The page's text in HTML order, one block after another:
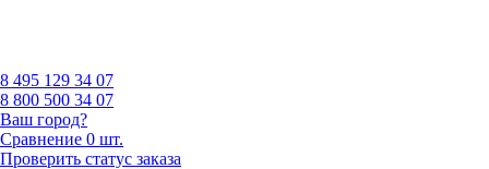
8 495 129 34 07
8 800 500 34 07
Ваш город?
Сравнение 0 шт.
Проверить статус заказа